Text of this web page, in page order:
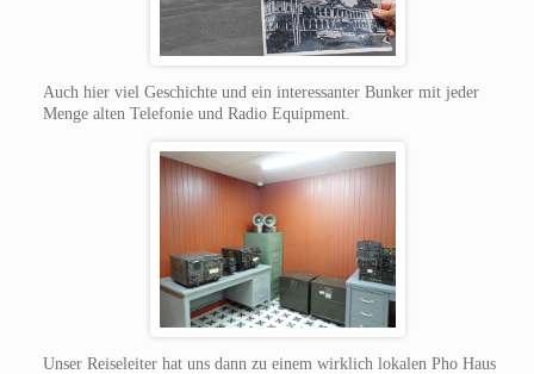
Auch hier viel Geschichte und ein interessanter Bunker mit jeder
Menge alten Telefonie und Radio Equipment.
Unser Reiseleiter hat uns dann zu einem wirklich lokalen Pho Haus